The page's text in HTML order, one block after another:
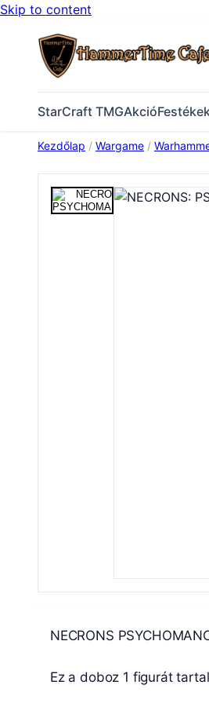
Skip to content
StarCraft TMGAkció
Kezdőlap / Wargame /
NECRONS
Ez a doboz 1 figurát